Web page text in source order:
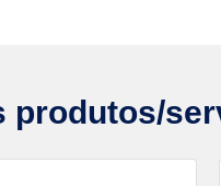
produtos/